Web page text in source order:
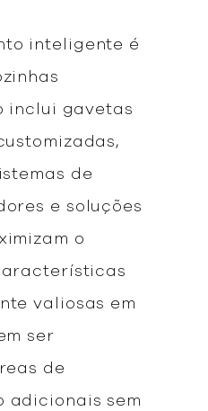
inteligente é
inclui gavetas
de
e soluções
o
valiosas em
ser
de
adicionais sem